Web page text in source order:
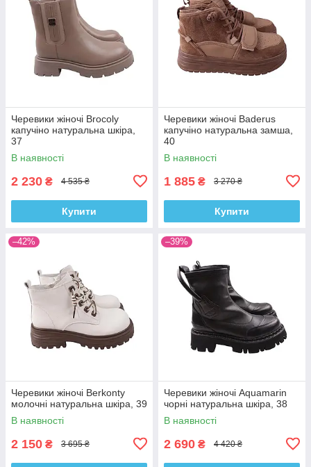
Черевики жіночі Brocoly
капучіно натуральна шкіра,
37
В наявності
2 230 ₴ 4 535 ₴
Купити
Черевики жіночі Baderus
капучіно натуральна замша,
40
В наявності
1 885 ₴ 3 270 ₴
Купити
–42%
Черевики жіночі Berkonty
молочні натуральна шкіра, 39
В наявності
2 150 ₴ 3 695 ₴
–39%
Черевики жіночі Aquamarin
чорні натуральна шкіра, 38
В наявності
2 690 ₴ 4 420 ₴